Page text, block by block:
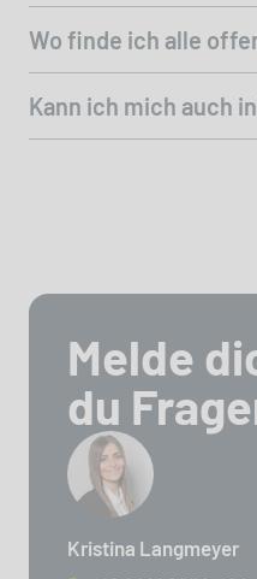
Wo finde ich alle
Kann ich mich auch
Melde
du
Kristina Langmeyer